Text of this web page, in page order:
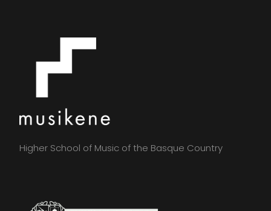
Higher School of Music of the Basque Country